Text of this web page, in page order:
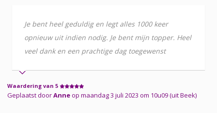
Je bent heel geduldig en legt alles 1000 keer
opnieuw uit indien nodig. Je bent mijn topper. Heel
veel dank en een prachtige dag toegewenst
Waardering van 5
Geplaatst doorAnneop maandag 3 juli 2023 om 10u09 (uit Beek)